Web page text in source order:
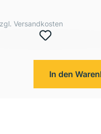
Versandkosten
In den